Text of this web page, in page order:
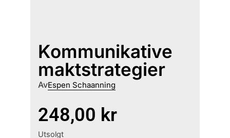
Kommunikative
maktstrategier
AvEspen Schaanning
248,00 kr
Utsolgt